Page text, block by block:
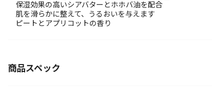
保湿効果の高いシアバターとホホバ油を配合
肌を滑らかに整えて、うるおいを与えます
ピートとアプリコットの香り
商品スペック